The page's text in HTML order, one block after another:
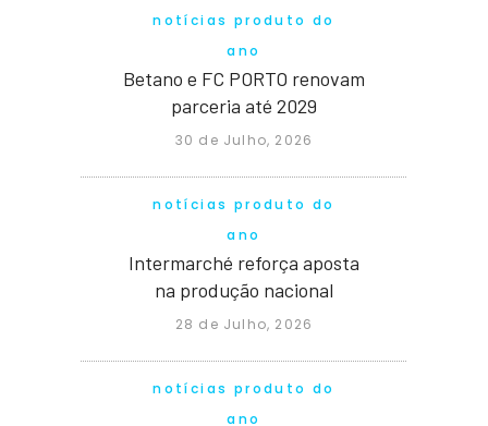
notícias produto do
ano
Betano e FC PORTO renovam
parceria até 2029
30 de Julho, 2026
notícias produto do
ano
Intermarché reforça aposta
na produção nacional
28 de Julho, 2026
notícias produto do
ano